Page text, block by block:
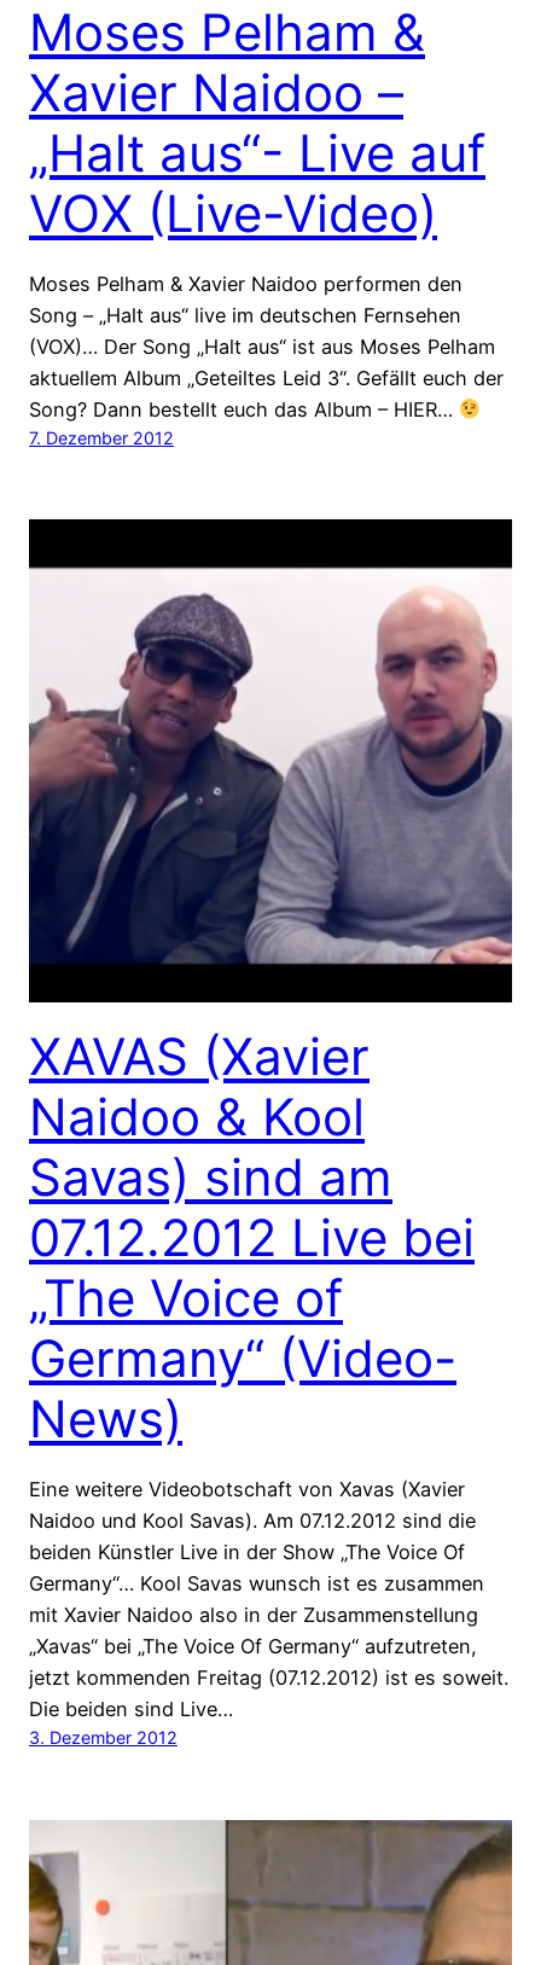
Moses Pelham &
Xavier Naidoo –
„Halt aus“- Live auf
VOX (Live-Video)
Moses Pelham & Xavier Naidoo performen den
Song – „Halt aus“ live im deutschen Fernsehen
(VOX)… Der Song „Halt aus“ ist aus Moses Pelham
aktuellem Album „Geteiltes Leid 3“. Gefällt euch der
Song? Dann bestellt euch das Album – HIER…
7. Dezember 2012
XAVAS (Xavier
Naidoo & Kool
Savas) sind am
07.12.2012 Live bei
„The Voice of
Germany“ (Video-
News)
Eine weitere Videobotschaft von Xavas (Xavier
Naidoo und Kool Savas). Am 07.12.2012 sind die
beiden Künstler Live in der Show „The Voice Of
Germany“… Kool Savas wunsch ist es zusammen
mit Xavier Naidoo also in der Zusammenstellung
„Xavas“ bei „The Voice Of Germany“ aufzutreten,
jetzt kommenden Freitag (07.12.2012) ist es soweit.
Die beiden sind Live…
3. Dezember 2012